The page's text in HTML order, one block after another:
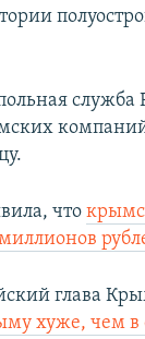
служба
что
глава
хуже, чем в